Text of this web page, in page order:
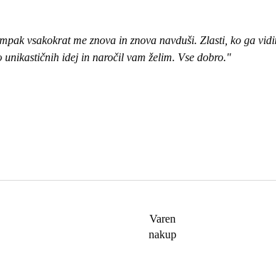
vsakokrat me znova in znova navduši. Zlasti, ko ga
unikastičnih idej in naročil vam želim. Vse dobro."
Varen
nakup